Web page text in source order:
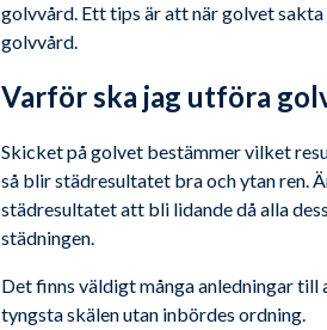
golvvård. Ett tips är att när golvet
golvvård.
Varför ska jag utföra
Skicket på golvet bestämmer vilket
så blir städresultatet bra och ytan ren.
städresultatet att bli lidande då alla
städningen.
Det finns väldigt många anledningar
tyngsta skälen utan inbördes ordning.